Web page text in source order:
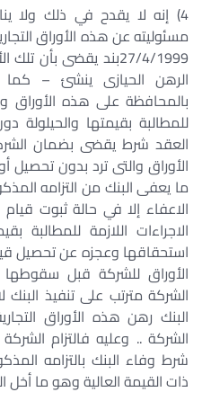
4) إنه لا يقدح في ذلك ولا
مسئوليته عن هذه الأوراق
27/4/1999بند يقضى بأن
الرهن الحيازى ينشئ – كما
بالمحافظة على هذه الأوراق
للمطالبة بقيمتها
العقد شرط يقضى بضمان
الأوراق والتى ترد بدون
ما يعفى البنك من التزامه
الاعفاء إلا في حالة ثبوت قيام
الاجراءات اللازمة للمطالبة
استحقاقها وعجزه عن تحصيل
الأوراق للشركة قبل
الشركة مترتب على تنفيذ البنك
البنك رهن هذه الأوراق
الشركة .. وعليه فالتزام
شرط وفاء البنك بالتزامه
ذات القيمة العالية وهو ما أخل